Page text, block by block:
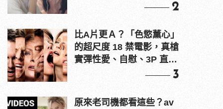
2
比A片更Ａ？「色慾薰心」
的超尺度 18 禁電影，真槍
實彈性愛、自慰、3P 直接
3
原來老司機都看這些？av